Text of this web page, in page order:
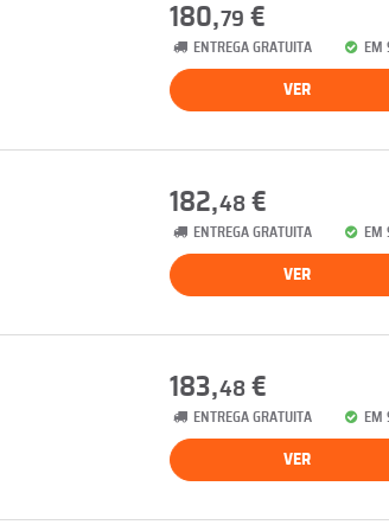
180,79 €
ENTREGA GRATUITA EM
VER
182,48 €
ENTREGA GRATUITA EM
VER
183,48 €
ENTREGA GRATUITA EM
VER